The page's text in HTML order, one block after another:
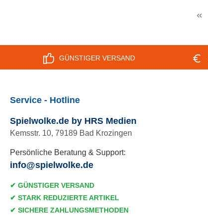
GÜNSTIGER VERSAND
Service - Hotline
Spielwolke.de by HRS Medien
Kemsstr. 10, 79189 Bad Krozingen
Persönliche Beratung & Support:
info@spielwolke.de
✔ GÜNSTIGER VERSAND
✔ STARK REDUZIERTE ARTIKEL
✔ SICHERE ZAHLUNGSMETHODEN